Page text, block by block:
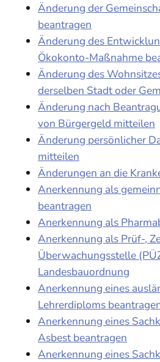
Änderung der
beantragen
Änderung des
Ökokonto-Maßnahme
Änderung des
derselben Stadt oder
Änderung nach
von Bürgergeld mitteilen
Änderung persönlicher
mitteilen
Änderungen an die
Anerkennung als
beantragen
Anerkennung als
Anerkennung als Prüf-,
Überwachungsstelle
Landesbauordnung
Anerkennung eines
Lehrerdiploms
Anerkennung eines
Asbest beantragen
Anerkennung eines